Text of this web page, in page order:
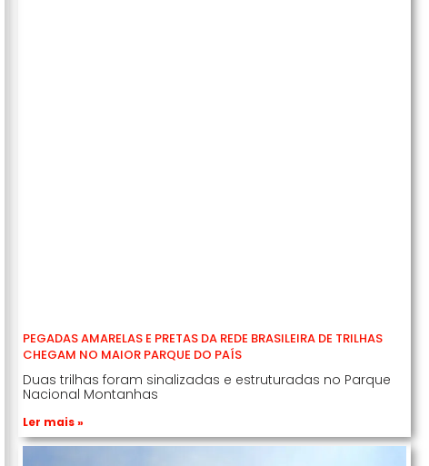
PEGADAS AMARELAS E PRETAS DA REDE BRASILEIRA DE TRILHAS
CHEGAM NO MAIOR PARQUE DO PAÍS
Duas trilhas foram sinalizadas e estruturadas no Parque
Nacional Montanhas
Ler mais »